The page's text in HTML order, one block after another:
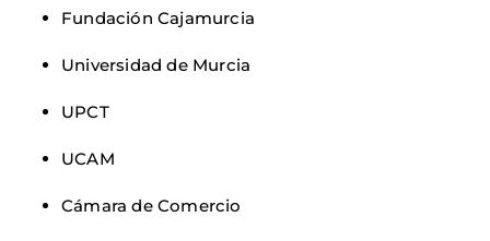
Fundación Cajamurcia
Universidad de Murcia
UPCT
UCAM
Cámara de Comercio